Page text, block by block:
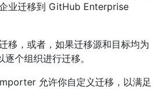
业迁移到 GitHub Enterprise
移，或者，如果迁移源和目标均为
个组织进行迁移。
允许你自定义迁移，以满足